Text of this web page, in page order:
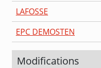
LAFOSSE
EPC DEMOSTEN
Modifications